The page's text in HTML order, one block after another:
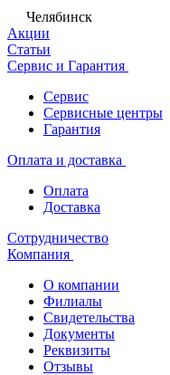
Челябинск
Акции
Статьи
Сервис и Гарантия
Сервис
Сервисные центры
Гарантия
Оплата и доставка
Оплата
Доставка
Сотрудничество
Компания
О компании
Филиалы
Свидетельства
Документы
Реквизиты
Отзывы